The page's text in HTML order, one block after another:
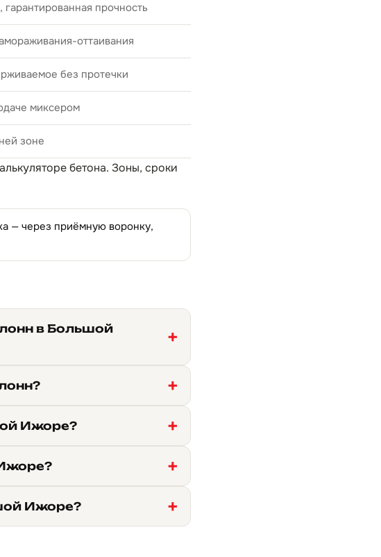
прочность
оттаивания
без протечки
миксером
зоне
бетона. Зоны, сроки
— через приёмную воронку,
в Большой
Ижоре?
Ижоре?